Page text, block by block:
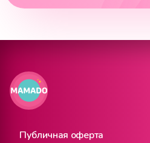
Публичная оферта